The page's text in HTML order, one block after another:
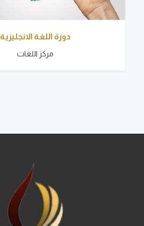
دورة اللغة الانجليزية
مركز اللغات